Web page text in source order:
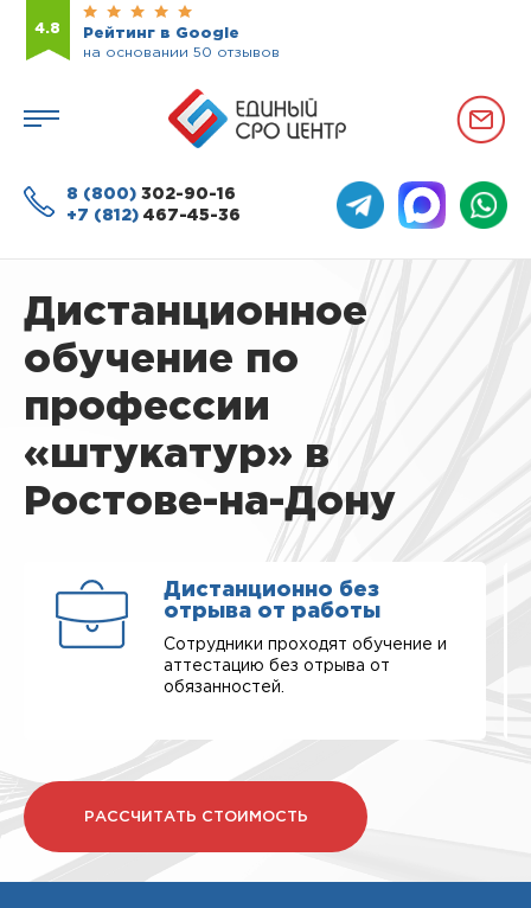
4.8
Рейтинг в Google
на основании 50 отзывов
8 (800) 302-90-16
+7 (812) 467-45-36
Дистанционное
обучение по
профессии
«штукатур» в
Ростове-на-Дону
Дистанционно без
отрыва от работы
Сотрудники проходят обучение и
аттестацию без отрыва от
обязанностей.
РАССЧИТАТЬ СТОИМОСТЬ